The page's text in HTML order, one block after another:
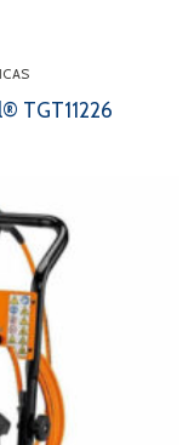
TGT11226